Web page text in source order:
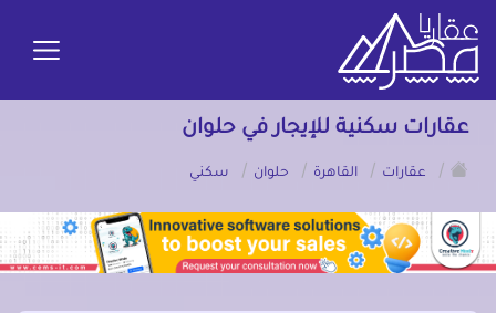
عقارات سكنية للإيجار في حلوان
/
عقارات / القاهرة / حلوان / سكني